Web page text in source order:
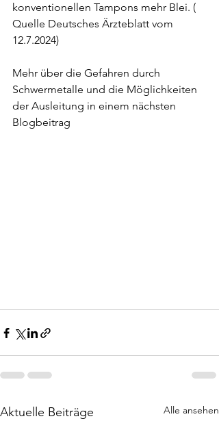
konventionellen Tampons mehr Blei. (
Quelle Deutsches Ärzteblatt vom
12.7.2024)
Mehr über die Gefahren durch
Schwermetalle und die Möglichkeiten
der Ausleitung in einem nächsten
Blogbeitrag
Aktuelle Beiträge Alle ansehen